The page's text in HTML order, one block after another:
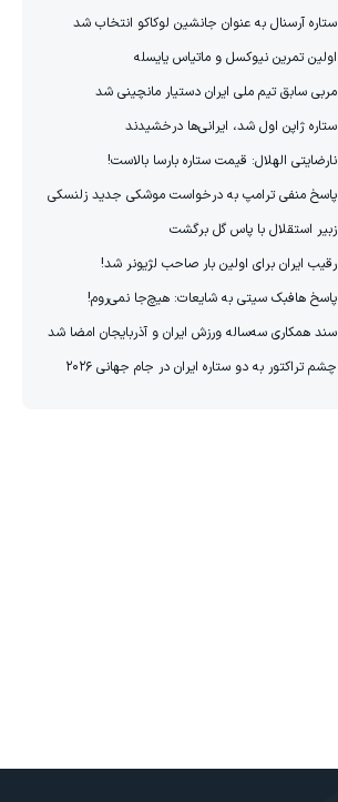
ستاره آرسنال به عنوان جانشین لوکاکو انتخاب شد
اولین تمرین نیوکسل و ماتیاس یایسله
مربی سابق تیم ملی ایران دستیار مانچینی شد
ستاره ژاپن اول شد، ایرانی‌ها درخشیدند
نارضایتی الهلال: قیمت ستاره بارسا بالاست!
پاسخ منفی ترامپ به درخواست موشکی جدید زلنسکی
زبیر استقلال با پاس گل برگشت
رقیب ایران برای اولین بار صاحب لژیونر شد!
پاسخ هافبک سیتی به شایعات: هیچ‌جا نمی‌روم!
سند همکاری سه‌ساله‌ ‌ورزش ایران و آذربایجان امضا شد
چشم تراکتور به دو ستاره ایران در جام جهانی ۲۰۲۶